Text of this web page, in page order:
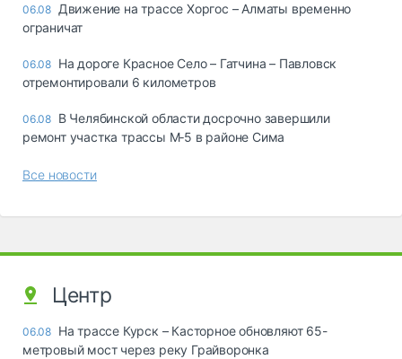
06.08 Движение на трассе Хоргос – Алматы временно
ограничат
06.08 На дороге Красное Село – Гатчина – Павловск
отремонтировали 6 километров
06.08 В Челябинской области досрочно завершили
ремонт участка трассы М‑5 в районе Сима
Все новости
Центр
06.08 На трассе Курск – Касторное обновляют 65-
метровый мост через реку Грайворонка